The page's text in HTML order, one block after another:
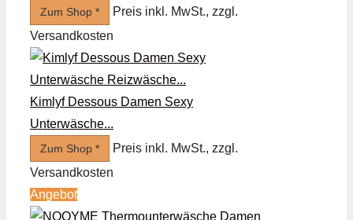
Zum Shop *
Preis inkl. MwSt., zzgl.
Versandkosten
Kimlyf Dessous Damen Sexy
Unterwäsche...
Zum Shop *
Preis inkl. MwSt., zzgl.
Versandkosten
Angebot